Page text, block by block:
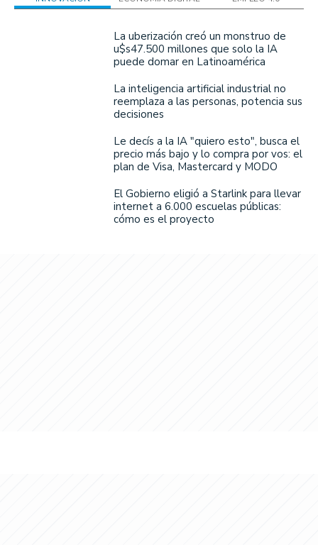
La uberización creó un monstruo de
u$s47.500 millones que solo la IA
puede domar en Latinoamérica
La inteligencia artificial industrial no
reemplaza a las personas, potencia sus
decisiones
Le decís a la IA "quiero esto", busca el
precio más bajo y lo compra por vos: el
plan de Visa, Mastercard y MODO
El Gobierno eligió a Starlink para llevar
internet a 6.000 escuelas públicas:
cómo es el proyecto